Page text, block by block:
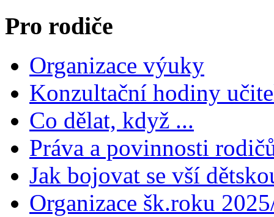
Pro rodiče
Organizace výuky
Konzultační hodiny
Co dělat, když ...
Práva a povinnosti
Jak bojovat se vší
Organizace šk.roku